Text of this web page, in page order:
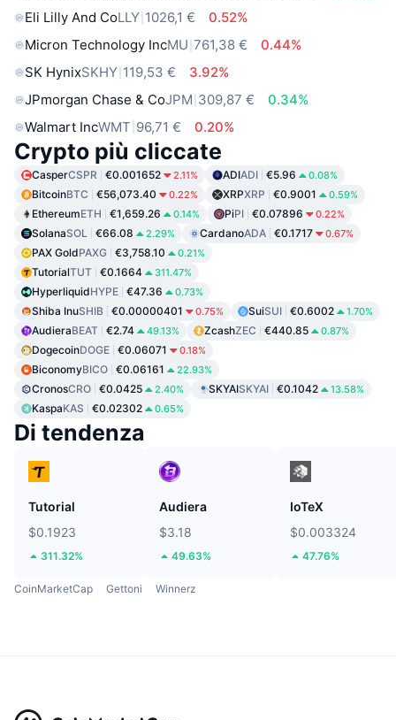
Eli Lilly And CoLLY 1026,1 €
0.52%
Micron Technology IncMU 761,38 €
0.44%
SK HynixSKHY 119,53 €
3.92%
JPmorgan Chase & CoJPM 309,87 €
0.34%
Walmart IncWMT 96,71 € 0.20%
Crypto più cliccate
CasperCSPR €0.001652 2.11% ADIADI €5.96 0.08%
BitcoinBTC €56,073.40 0.22% XRPXRP €0.9001 0.59%
EthereumETH €1,659.26 0.14% PiPI €0.07896 0.22%
SolanaSOL €66.08 2.29% CardanoADA €0.1717 0.67%
PAX GoldPAXG €3,758.10 0.21%
TutorialTUT €0.1664 311.47%
HyperliquidHYPE €47.36 0.73%
Shiba InuSHIB €0.00000401 0.75% SuiSUI €0.6002 1.70%
AudieraBEAT €2.74 49.13% ZcashZEC €440.85 0.87%
DogecoinDOGE €0.06071 0.18%
BiconomyBICO €0.06161 22.93%
CronosCRO €0.0425 2.40% SKYAISKYAI €0.1042 13.58%
KaspaKAS €0.02302 0.65%
Di tendenza
Tutorial
$0.1923
311.32%
Audiera
$3.18
49.63%
IoTeX
$0.003324
47.76%
CoinMarketCap Gettoni Winnerz